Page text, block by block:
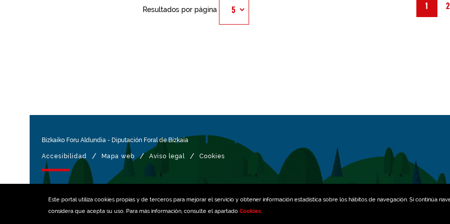
Este portal utiliza cookies propias y de terceros para mejorar el servicio y obtener información estadística sobre los hábitos de navegación. Si continúa
considera que acepta su uso. Para más información, consulte el apartado Cookies.
1 2
Resultados por página
Bizkaiko Foru Aldundia - Diputación Foral de Bizkaia
Accesibilidad / Mapa web / Aviso legal / Cookies